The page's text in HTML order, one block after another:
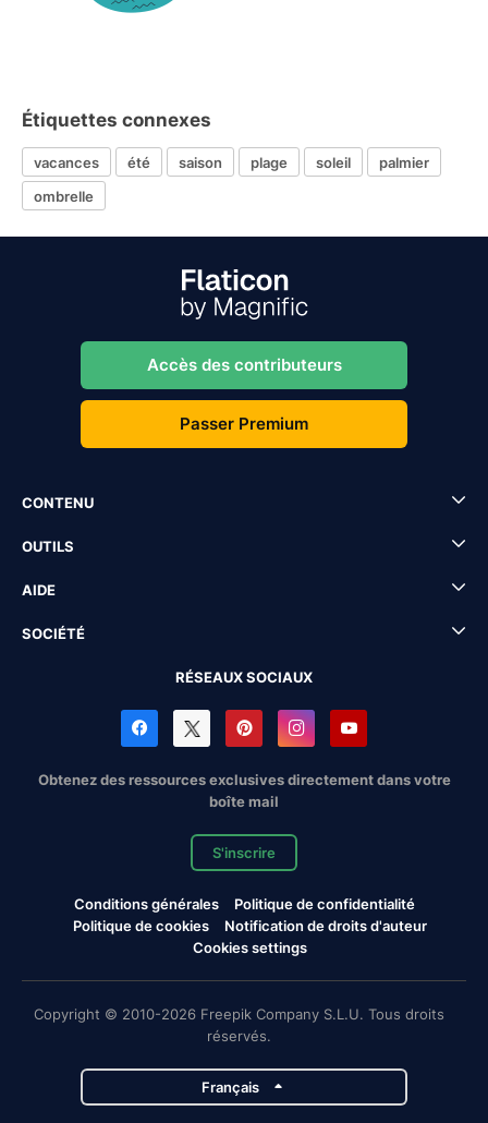
Étiquettes connexes
vacances été saison plage soleil
palmier
ombrelle
Accès des contributeurs
Passer Premium
CONTENU
OUTILS
AIDE
SOCIÉTÉ
RÉSEAUX SOCIAUX
Obtenez des ressources exclusives directement dans votre
boîte mail
S'inscrire
Conditions générales
Politique de confidentialité
Politique de cookies
Notification de droits d'auteur
Cookies settings
Copyright © 2010-2026 Freepik Company S.L.U. Tous droits
réservés.
Français